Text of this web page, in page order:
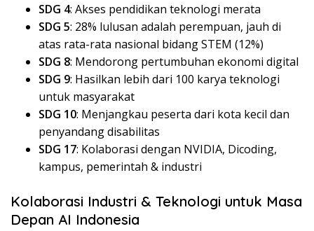
SDG 4: Akses pendidikan teknologi merata
SDG 5: 28% lulusan adalah perempuan, jauh di
atas rata-rata nasional bidang STEM (12%)
SDG 8: Mendorong pertumbuhan ekonomi digital
SDG 9: Hasilkan lebih dari 100 karya teknologi
untuk masyarakat
SDG 10: Menjangkau peserta dari kota kecil dan
penyandang disabilitas
SDG 17: Kolaborasi dengan NVIDIA, Dicoding,
kampus, pemerintah & industri
Kolaborasi Industri & Teknologi untuk Masa
Depan AI Indonesia